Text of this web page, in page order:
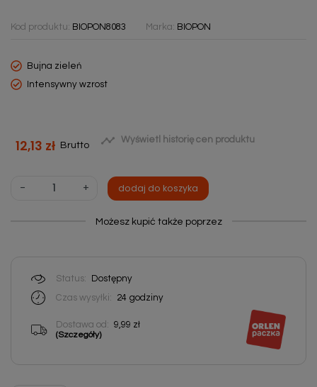
Kod produktu: BIOPON8083 Marka: BIOPON
Bujna zieleń
Intensywny wzrost
12,13 zł Brutto  Wyświetl historię cen produktu
- + dodaj do koszyka
Możesz kupić także poprzez
Status:
Dostępny
Czas wysyłki:
24 godziny
Dostawa od: 9,99 zł
(Szczegóły)